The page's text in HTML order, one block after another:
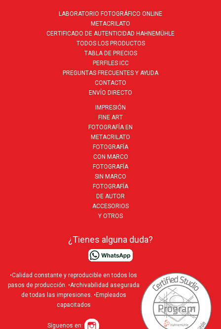
LABORATORIO FOTOGRÁFICO ONLINE
METACRILATO
CERTIFICADO DE AUTENTICIDAD HAHNEMÜHLE
TODOS LOS PRODUCTOS
TABLA DE PRECIOS
PERFILES ICC
PREGUNTAS FRECUENTES Y AYUDA
CONTACTO
ENVÍO DIRECTO
IMPRESIÓN
FINE ART
FOTOGRAFÍA EN
METACRILATO
FOTOGRAFÍA
CON MARCO
FOTOGRAFÍA
SIN MARCO
FOTOGRAFÍA
DE AUTOR
ACCESORIOS
Y OTROS
¿Tienes alguna duda?
•Calidad constante y reproducible en todos los
pasos de producción. •Archivabilidad asegurada
de todas las impresiones. •Empleados
capacitados
Síguenos en: